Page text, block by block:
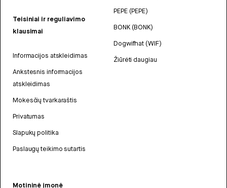
Teisiniai ir reguliavimo
klausimai
Informacijos atskleidimas
Ankstesnis informacijos
atskleidimas
Mokesčių tvarkaraštis
Privatumas
Slapukų politika
Paslaugų teikimo sutartis
PEPE (PEPE)
BONK (BONK)
Dogwifhat (WIF)
Žiūrėti daugiau
Motininė įmonė